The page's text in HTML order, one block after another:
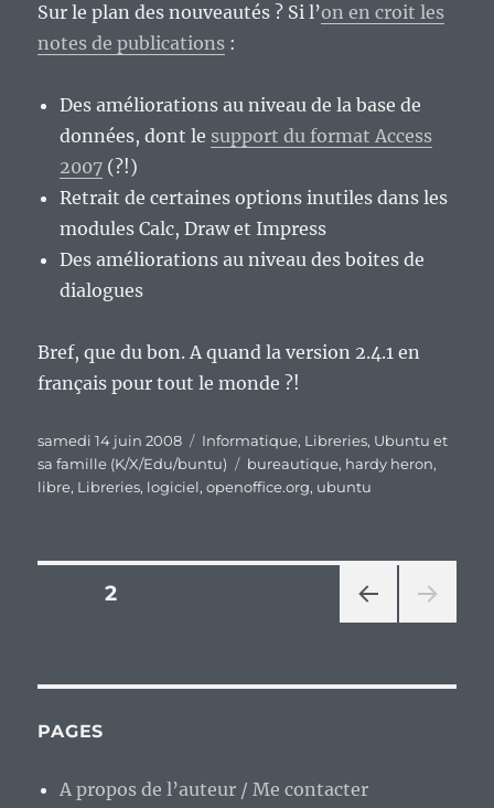
Sur le plan des nouveautés ? Si l’on en croit les
notes de publications :
Des améliorations au niveau de la base de
données, dont le support du format Access
2007 (?!)
Retrait de certaines options inutiles dans les
modules Calc, Draw et Impress
Des améliorations au niveau des boites de
dialogues
Bref, que du bon. A quand la version 2.4.1 en
français pour tout le monde ?!
Publié
le
samedi 14 juin 2008 Catégories
Informatique, Libreries, Ubuntu et
sa famille (K/X/Edu/buntu)
Étiquettes
bureautique, hardy heron,
libre, Libreries, logiciel,openoffice.org, ubuntu
Pagination
publications
CÉD
PAGE2
PAGES
A propos de l’auteur / Me contacter